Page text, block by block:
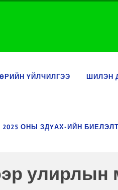
ҮЙЛЧИЛГЭЭ ШИЛЭН
2025 ОНЫ ЗДҮАХ-ИЙН БИЕЛЭЛТ
улирлын